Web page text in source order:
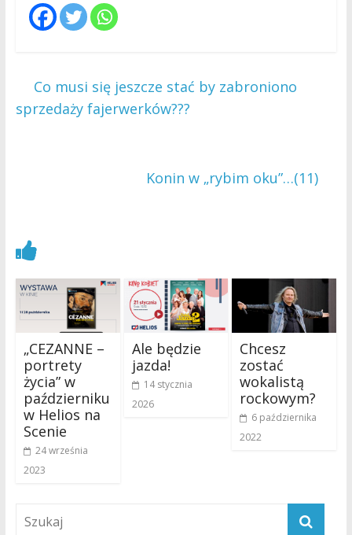
Co musi się jeszcze stać by zabroniono
sprzedaży fajerwerków???
Konin w „rybim oku”…(11)
„CEZANNE –
portrety
życia” w
październiku
w Helios na
Scenie
24 września
2023
Ale będzie
jazda!
14 stycznia
2026
Chcesz
zostać
wokalistą
rockowym?
6 października
2022